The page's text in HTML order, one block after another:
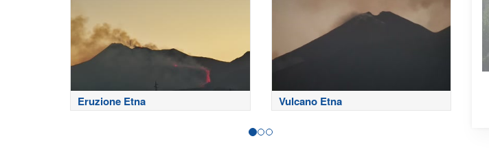
Eruzione Etna Vulcano Etna